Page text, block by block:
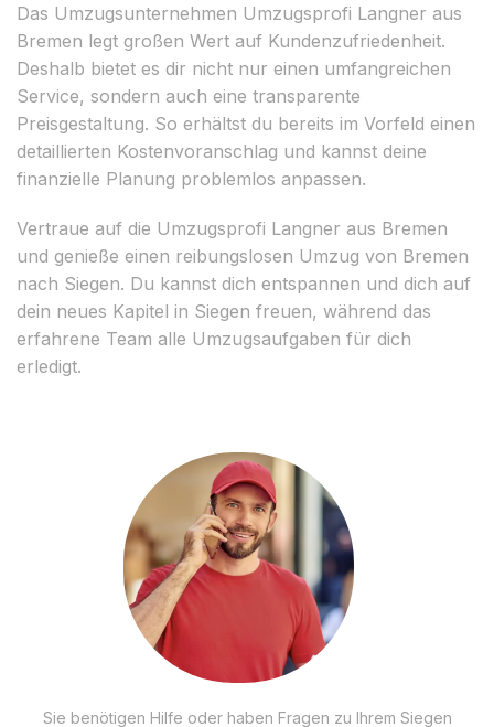
Das Umzugsunternehmen Umzugsprofi Langner aus
Bremen legt großen Wert auf Kundenzufriedenheit.
Deshalb bietet es dir nicht nur einen umfangreichen
Service, sondern auch eine transparente
Preisgestaltung. So erhältst du bereits im Vorfeld einen
detaillierten Kostenvoranschlag und kannst deine
finanzielle Planung problemlos anpassen.
Vertraue auf die Umzugsprofi Langner aus Bremen
und genieße einen reibungslosen Umzug von Bremen
nach Siegen. Du kannst dich entspannen und dich auf
dein neues Kapitel in Siegen freuen, während das
erfahrene Team alle Umzugsaufgaben für dich
erledigt.
Sie benötigen Hilfe oder haben Fragen zu Ihrem Siegen